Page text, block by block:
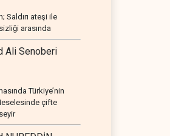
Saldırı ateşi ile
arasında
Ali Senoberi
Türkiye’nin
çifte